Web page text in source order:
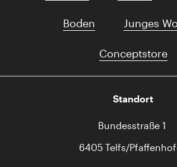
Boden Junges
Conceptstore
Standort
Bundesstraße 1
6405 Telfs/